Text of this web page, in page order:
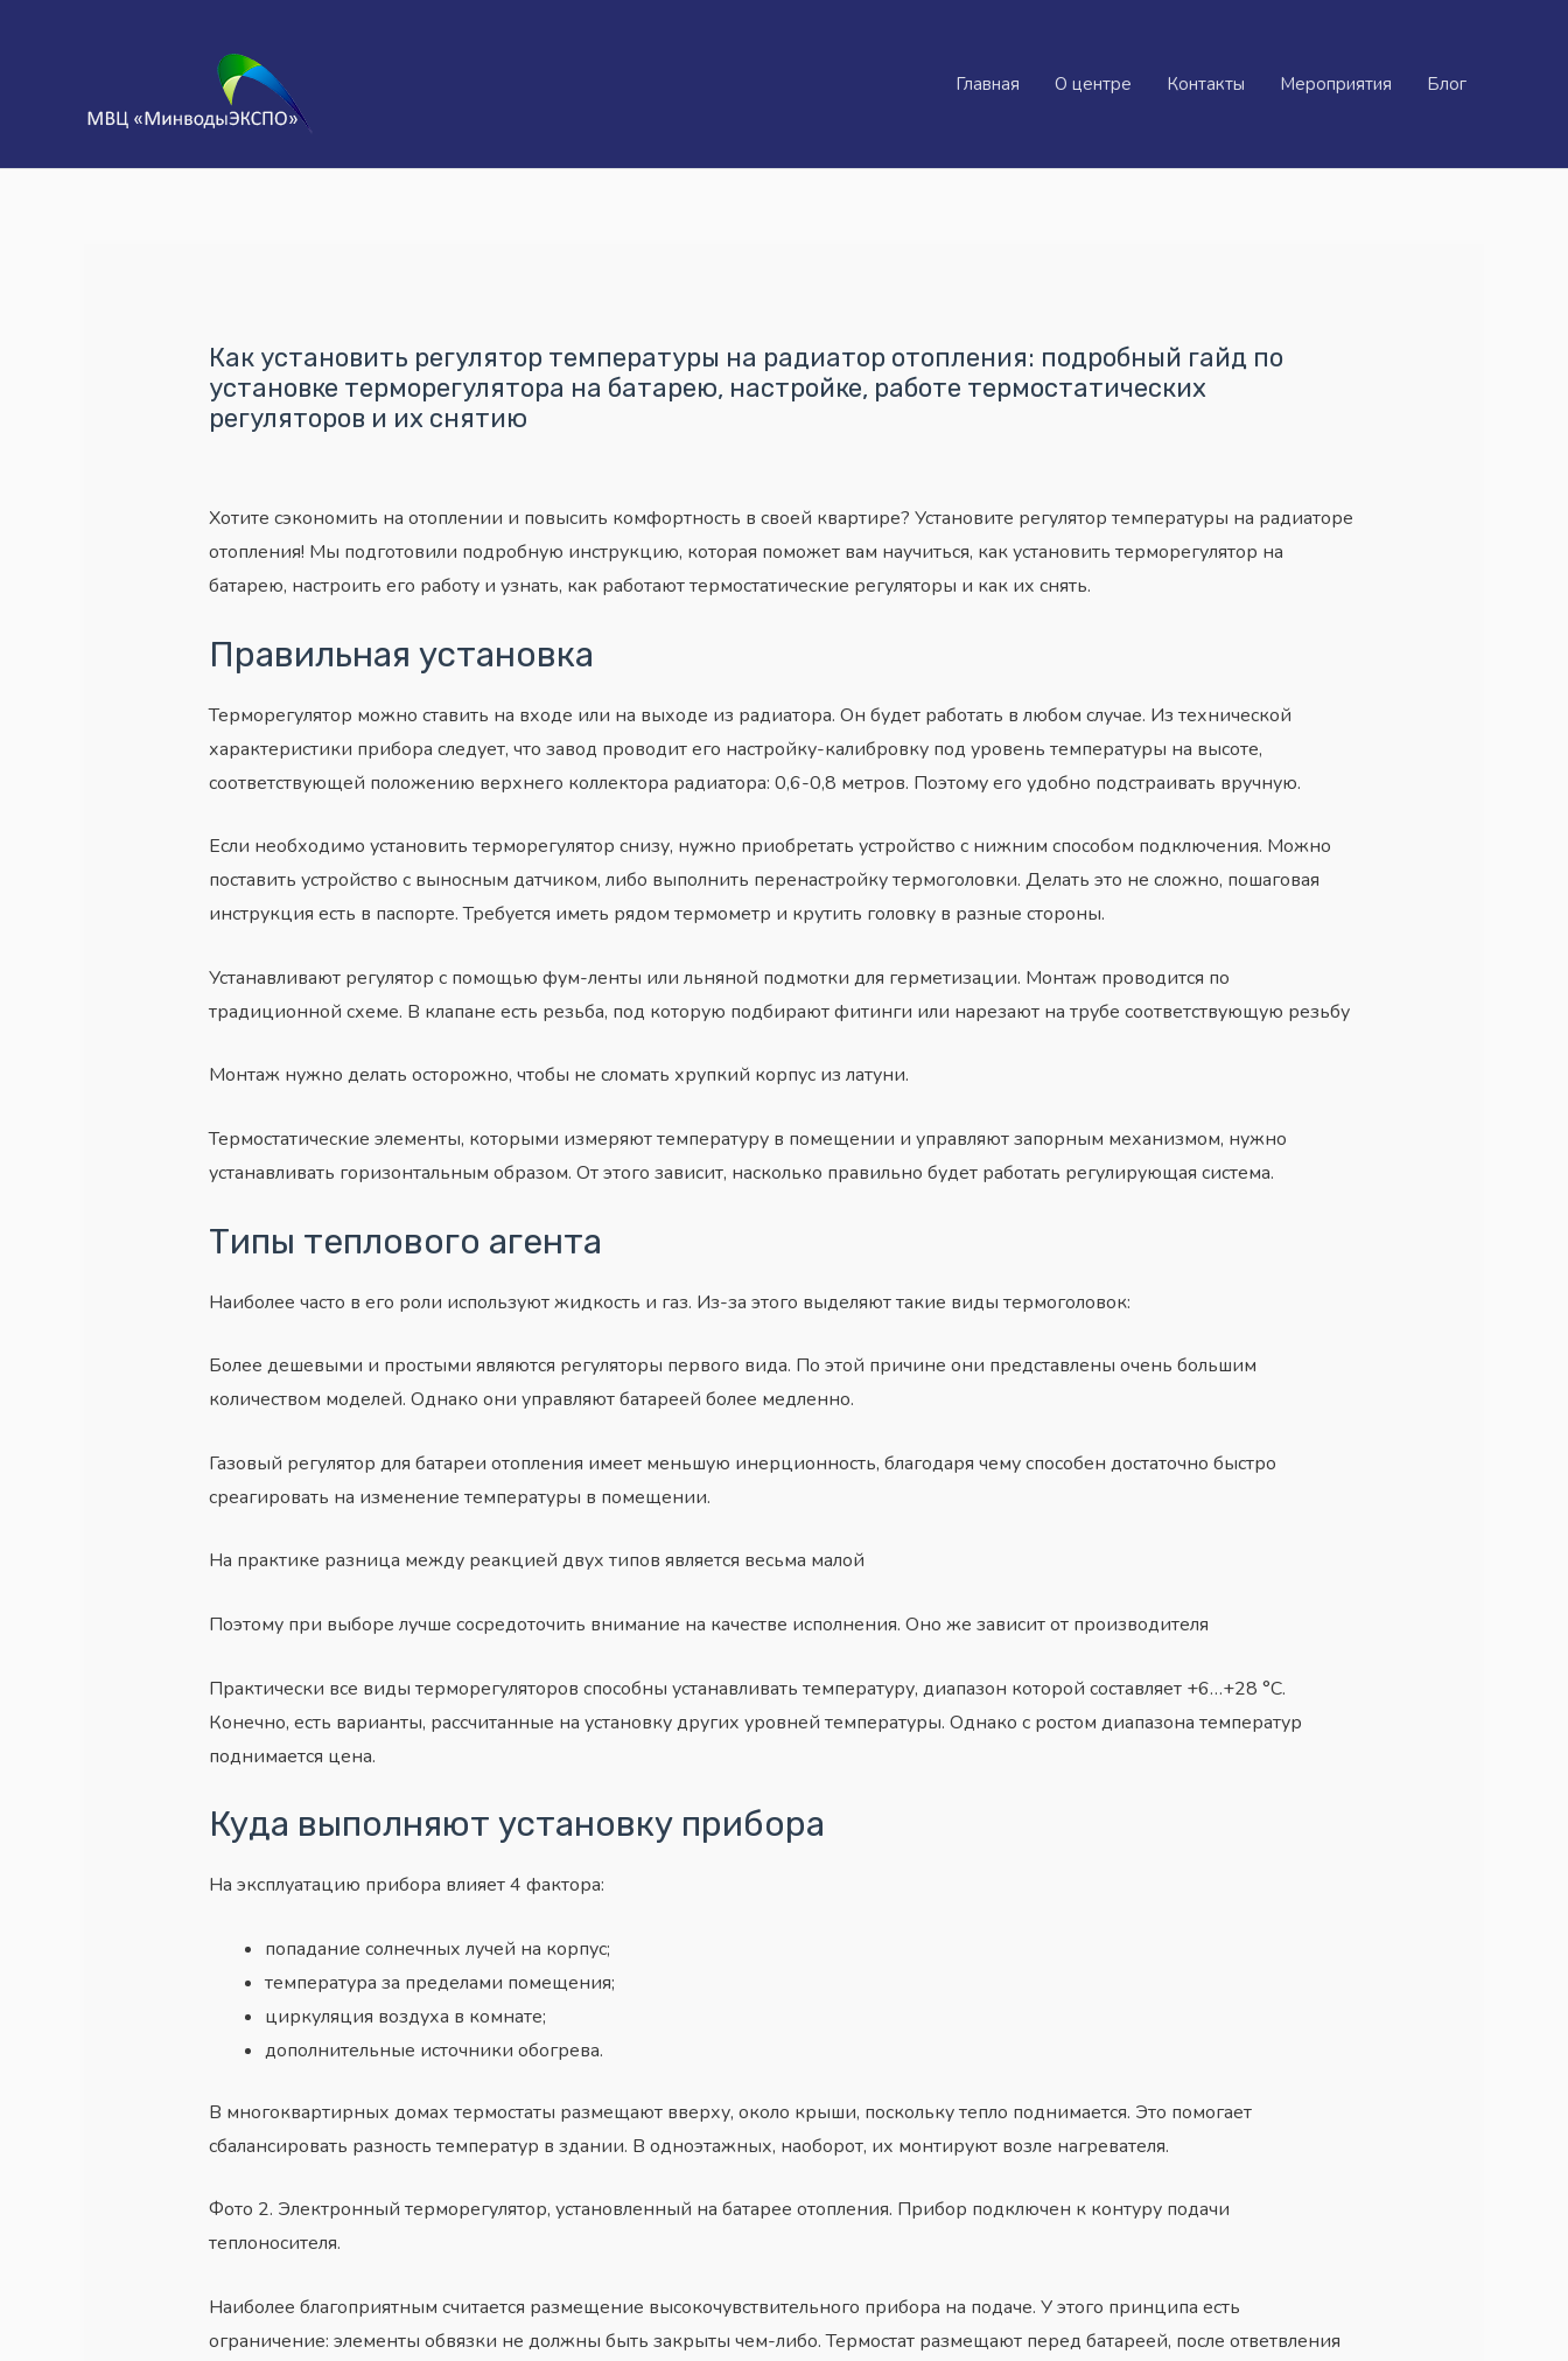
Главная О центре Контакты Мероприятия Блог
Как установить регулятор температуры на радиатор отопления: подробный гайд по
установке терморегулятора на батарею, настройке, работе термостатических
регуляторов и их снятию
Хотите сэкономить на отоплении и повысить комфортность в своей квартире? Установите регулятор температуры на радиаторе
отопления! Мы подготовили подробную инструкцию, которая поможет вам научиться, как установить терморегулятор на
батарею, настроить его работу и узнать, как работают термостатические регуляторы и как их снять.
Правильная установка
Терморегулятор можно ставить на входе или на выходе из радиатора. Он будет работать в любом случае. Из технической
характеристики прибора следует, что завод проводит его настройку-калибровку под уровень температуры на высоте,
соответствующей положению верхнего коллектора радиатора: 0,6-0,8 метров. Поэтому его удобно подстраивать вручную.
Если необходимо установить терморегулятор снизу, нужно приобретать устройство с нижним способом подключения. Можно
поставить устройство с выносным датчиком, либо выполнить перенастройку термоголовки. Делать это не сложно, пошаговая
инструкция есть в паспорте. Требуется иметь рядом термометр и крутить головку в разные стороны.
Устанавливают регулятор с помощью фум-ленты или льняной подмотки для герметизации. Монтаж проводится по
традиционной схеме. В клапане есть резьба, под которую подбирают фитинги или нарезают на трубе соответствующую резьбу
Монтаж нужно делать осторожно, чтобы не сломать хрупкий корпус из латуни.
Термостатические элементы, которыми измеряют температуру в помещении и управляют запорным механизмом, нужно
устанавливать горизонтальным образом. От этого зависит, насколько правильно будет работать регулирующая система.
Типы теплового агента
Наиболее часто в его роли используют жидкость и газ. Из-за этого выделяют такие виды термоголовок:
Более дешевыми и простыми являются регуляторы первого вида. По этой причине они представлены очень большим
количеством моделей. Однако они управляютбатареей более медленно.
Газовый регулятор для батареи отопления имеет меньшую инерционность, благодаря чему способен достаточно быстро
среагировать на изменение температуры в помещении.
На практике разница между реакцией двух типов является весьма малой
Поэтому при выборе лучше сосредоточить внимание на качестве исполнения. Оно же зависит от производителя
Практически все виды терморегуляторов способны устанавливать температуру, диапазон которой составляет +6…+28 °С.
Конечно, есть варианты, рассчитанные на установку других уровней температуры. Однако с ростом диапазона температур
поднимается цена.
Куда выполняют установку прибора
На эксплуатацию прибора влияет 4 фактора:
попадание солнечных лучей на корпус;
температура за пределами помещения;
циркуляция воздуха в комнате;
дополнительные источники обогрева.
В многоквартирных домах термостаты размещают вверху, около крыши, поскольку тепло поднимается. Это помогает
сбалансировать разность температур в здании. В одноэтажных, наоборот, их монтируют возле нагревателя.
Фото 2. Электронный терморегулятор, установленный на батарее отопления. Прибор подключен к контуру подачи
теплоносителя.
Наиболее благоприятным считается размещение высокочувствительного прибора на подаче. У этого принципа есть
ограничение: элементы обвязки не должны быть закрыты чем-либо. Термостат размещают перед батареей, после ответвления